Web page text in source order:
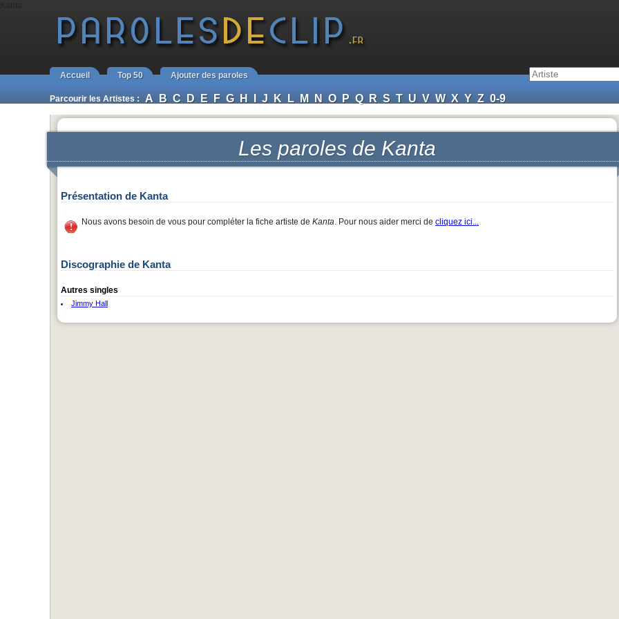
Accueil Top 50 Ajouter des paroles
Parcourir les Artistes : A B C D E F G H I J K L M N O P Q R S T U V W X Y Z 0-9
Les paroles de Kanta
Présentation de Kanta
Nous avons besoin de vous pour compléter la fiche artiste de Kanta. Pour nous aider merci de cliquez ici...
Discographie de Kanta
Autres singles
Jimmy Hall